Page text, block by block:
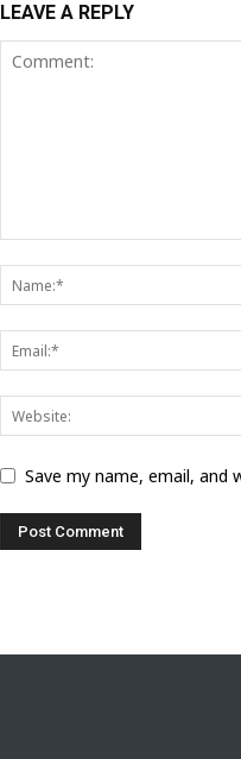
LEAVE A REPLY
Save my name, email,